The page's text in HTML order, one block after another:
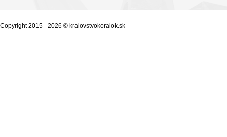
Copyright 2015 - 2026 © kralovstvokoralok.sk